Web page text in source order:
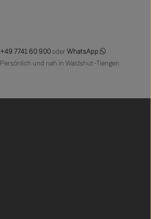
+49 7741 60 900oder WhatsApp
Persönlich und nah in Waldshut-Tiengen